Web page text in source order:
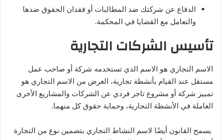
الدفاع عن شركتك ضد المطالبات أو فقدان الحقوق ضدها
والتعامل مع القضايا في المحكمة.
تأسيس الشركات التجارية
الاسم التجاري هو الاسم الذي تستخدمه شركة أو صاحب عمل
مستقل عند القيام بأنشطة تجارية، الغرض من الاسم التجاري هو
تمييز شركة أو مشروع تاجر فردي عن الشركات والمشاريع الأخرى
العاملة في الأنشطة التجارية، وحماية حقوق كل منهما.
يسمح القانون أيضًا لاسم النشاط التجاري بتضمين نوع من التجارة